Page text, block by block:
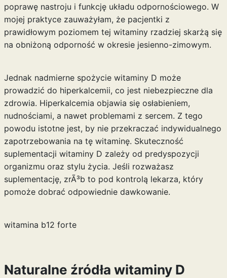
poprawę nastroju i funkcję układu odpornościowego. W
mojej praktyce zauważyłam, że pacjentki z
prawidłowym poziomem tej witaminy rzadziej skarżą się
na obniżoną odporność w okresie jesienno-zimowym.
Jednak nadmierne spożycie witaminy D może
prowadzić do hiperkalcemii, co jest niebezpieczne dla
zdrowia. Hiperkalcemia objawia się osłabieniem,
nudnościami, a nawet problemami z sercem. Z tego
powodu istotne jest, by nie przekraczać indywidualnego
zapotrzebowania na tę witaminę. Skuteczność
suplementacji witaminy D zależy od predyspozycji
organizmu oraz stylu życia. Jeśli rozważasz
suplementację, zrÃ³b to pod kontrolą lekarza, który
pomoże dobrać odpowiednie dawkowanie.
witamina b12 forte
Naturalne źródła witaminy D